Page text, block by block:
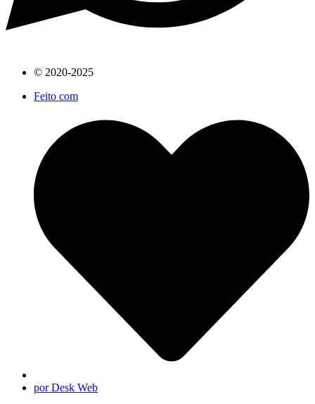
© 2020-2025
Feito com
por Desk Web